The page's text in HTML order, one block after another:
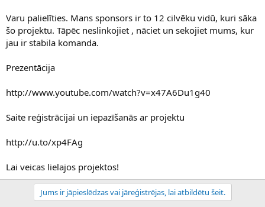
Varu palielīties. Mans sponsors ir to 12 cilvēku vidū, kuri sāka
šo projektu. Tāpēc neslinkojiet , nāciet un sekojiet mums, kur
jau ir stabila komanda.
Prezentācija
http://www.youtube.com/watch?v=x47A6Du1g40
Saite reģistrācijai un iepazīšanās ar projektu
http://u.to/xp4FAg
Lai veicas lielajos projektos!
Jums ir jāpieslēdzas vai jāreģistrējas, lai atbildētu šeit.